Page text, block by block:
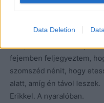
Data Deletion
fejemben feljegyeztem,
szomszéd nénit, hogy
alatt, amíg én távol leszek.
Erikkel. A nyaralóban.